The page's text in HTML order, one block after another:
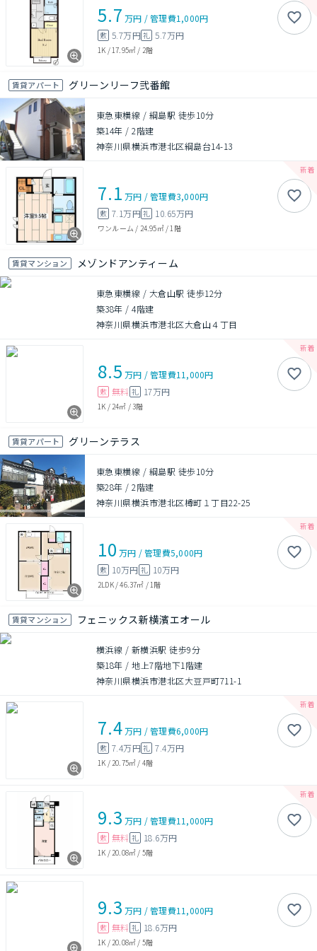
5.7 万円 /管理費1,000円
敷 5.7万円礼 5.7万円
1K / 17.95㎡ / 2階
賃貸アパート グリーンリーフ弐番館
東急東横線 / 綱島駅 徒歩10分
築14年 /2階建
神奈川県横浜市港北区綱島台14-13
7.1 万円 /管理費3,000円
敷 7.1万円礼 10.65万円
ワンルーム / 24.95㎡/ 1階
賃貸マンション メゾンドアンティーム
東急東横線 / 大倉山駅 徒歩12分
築38年 /4階建
神奈川県横浜市港北区大倉山４丁目
8.5 万円 /管理費11,000円
敷 無料 礼 17万円
1K / 24㎡ /3階
賃貸アパート グリーンテラス
東急東横線 / 綱島駅 徒歩10分
築28年 /2階建
神奈川県横浜市港北区樽町１丁目22-25
10 万円 /管理費5,000円
敷 10万円 礼 10万円
2LDK/46.37㎡ / 1階
賃貸マンション フェニックス新横濱エオール
横浜線 / 新横浜駅 徒歩9分
築18年 /地上7階地下1階建
神奈川県横浜市港北区大豆戸町711-1
7.4万円 /管理費6,000円
敷 7.4万円礼 7.4万円
1K / 20.75㎡ / 4階
9.3 万円 /管理費11,000円
敷 無料 礼 18.6万円
1K / 20.08㎡ / 5階
9.3 万円 /管理費11,000円
敷 無料 礼 18.6万円
1K / 20.08㎡ / 5階